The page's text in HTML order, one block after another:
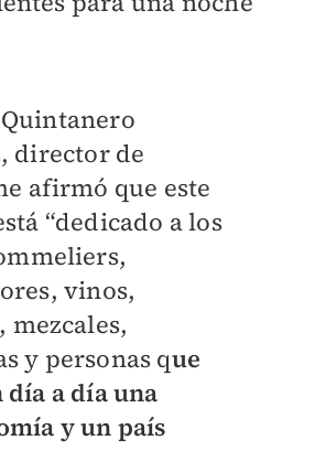
director de
afirmó que este
“dedicado a los
vinos,
mezcales,
y personas que
día a día una
y un país